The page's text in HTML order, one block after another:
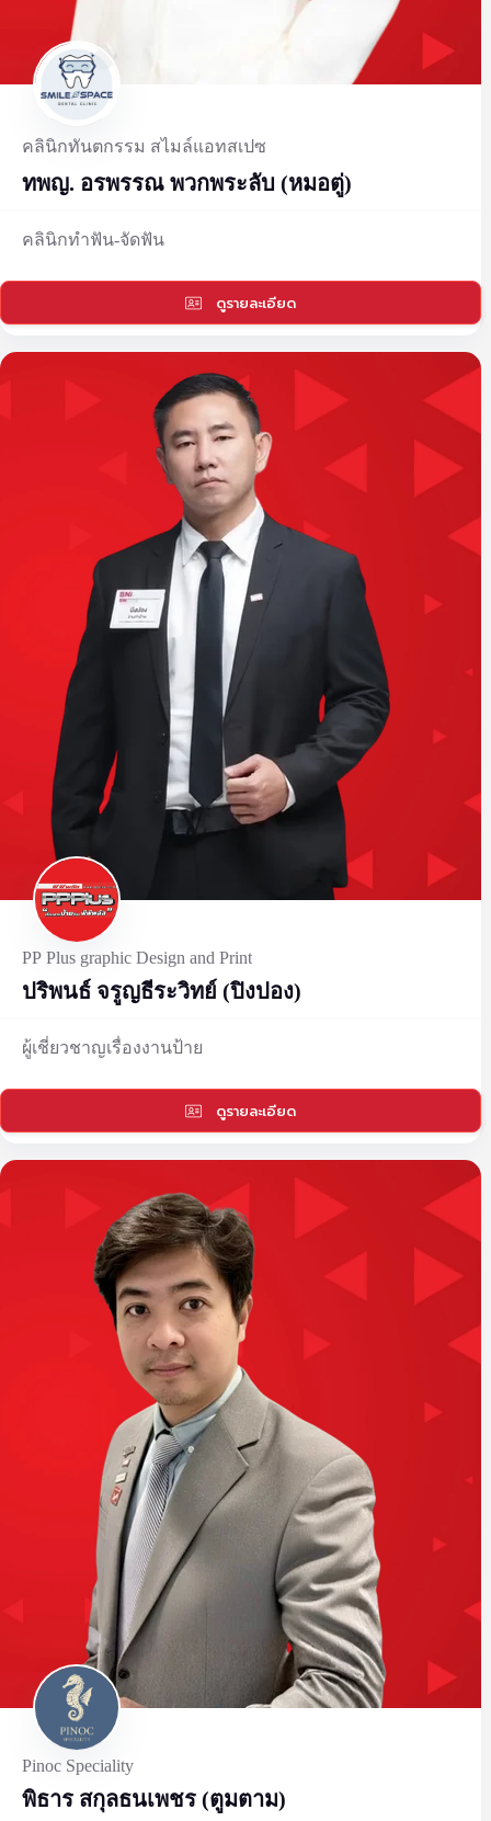
คลินิกทันตกรรม สไมล์แอทสเปซ
ทพญ. อรพรรณ พวกพระลับ (หมอตู่)
คลินิกทำฟัน-จัดฟัน
ดูรายละเอียด
PP Plus graphic Design and Print
ปริพนธ์ จรูญธีระวิทย์ (ปิงปอง)
ผู้เชี่ยวชาญเรื่องงานป้าย
ดูรายละเอียด
Pinoc Speciality
พิธาร สกุลธนเพชร (ตูมตาม)